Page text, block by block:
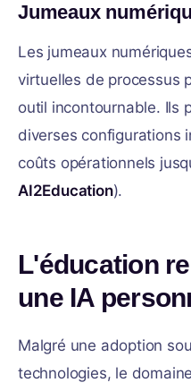
Jumeaux
Les jumeaux
virtuelles de processus
outil incontournable. Ils
diverses configurations
coûts opérationnels
AI2Education).
L'éducation
une IA
Malgré une adoption
technologies, le